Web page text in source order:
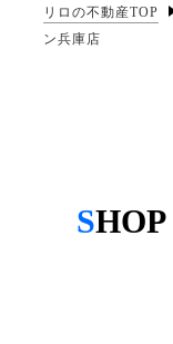
リロの不動産TOP
ン兵庫店
SHOP